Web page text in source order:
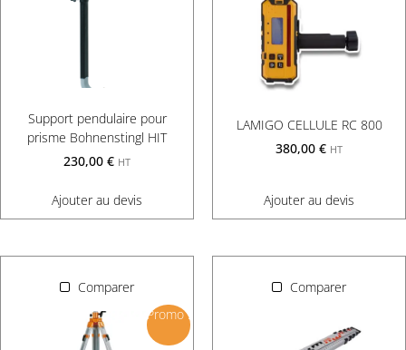
Support pendulaire pour
prisme Bohnenstingl HIT
230,00 € HT
Ajouter au devis
LAMIGO CELLULE RC 800
380,00 € HT
Ajouter au devis
Comparer
Promo !
Comparer